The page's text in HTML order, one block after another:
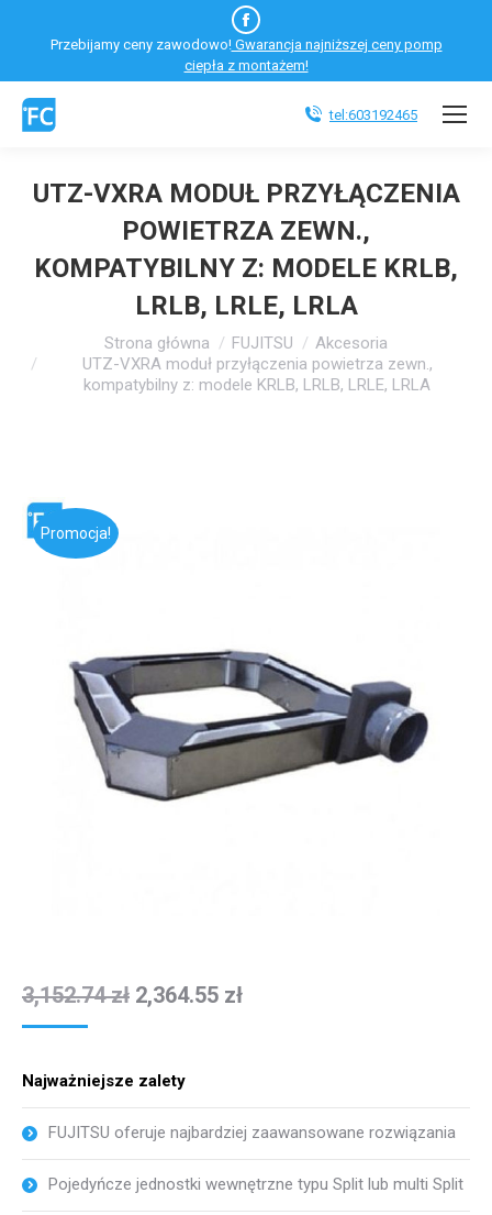
Facebook
otworzy
się
Przebijamy ceny zawodowo!Gwarancja najniższej ceny pomp
ciepła z montażem!
tel:603192465
UTZ-VXRA MODUŁ PRZYŁĄCZENIA
POWIETRZA ZEWN.,
KOMPATYBILNY Z: MODELE KRLB,
LRLB, LRLE, LRLA
Jesteś tutaj:Strona główna FUJITSU
Akcesoria
UTZ-VXRA moduł przyłączenia powietrza zewn.,
kompatybilny z: modele KRLB, LRLB, LRLE, LRLA
Promocja!
3,152.74zł 2,364.55 zł
Najważniejsze zalety
FUJITSU oferuje najbardziej zaawansowane rozwiązania
Pojedyńcze jednostki wewnętrzne typu Split lub multi Split